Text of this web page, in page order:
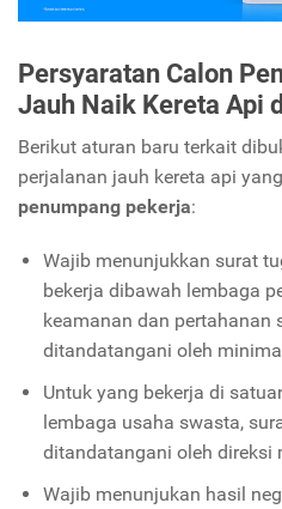
Persyaratan Calon
Jauh Naik Kereta Api
Berikut aturan baru terkait
perjalanan jauh kereta api
penumpang pekerja:
Wajib menunjukkan surat
bekerja dibawah lembaga
keamanan dan pertahanan
ditandatangani oleh
Untuk yang bekerja di
lembaga usaha swasta,
ditandatangani oleh direksi
Wajib menunjukan hasil